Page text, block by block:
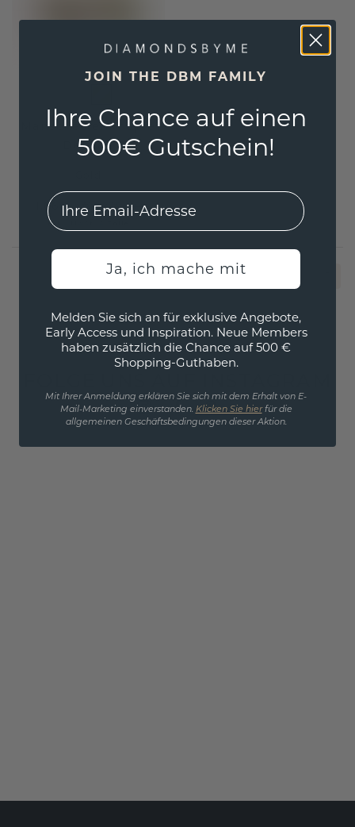
Manschettenknöpfe
Demian
1.660,- € 2.075,- €
Exkl. MwSt. & Zölle
JOIN THE DBM FAMILY
Ihre Chance auf einen
500€ Gutschein!
EMail
Ja, ich mache mit
Melden Sie sich an für exklusive Angebote,
Early Access und Inspiration. Neue Members
haben zusätzlich die Chance auf 500 €
Shopping-Guthaben.
Mit Ihrer Anmeldung erklären Sie sich mit dem Erhalt von E-
Mail-Marketing einverstanden. Klicken Sie hierfür die
allgemeinen Geschäftsbedingungen dieser Aktion.